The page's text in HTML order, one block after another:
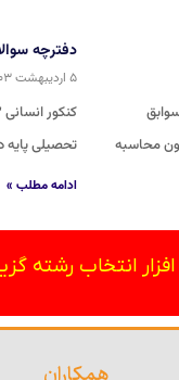
به سوابق
دفترچه سوالات
۵ اردیبهشت ۱۴۰۳
تحصیلی پایه دوازدهم و ۵۰ درصد دیگر آن بر
ادامه مطلب »
افزار انتخاب رشته